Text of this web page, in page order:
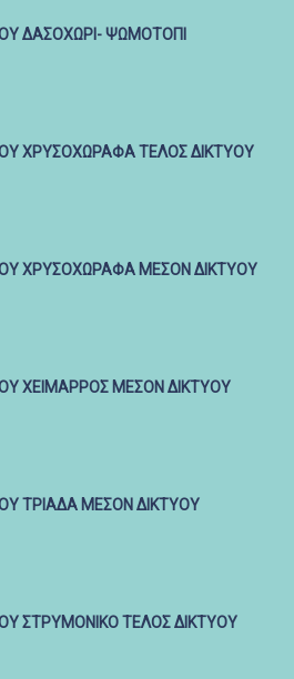
ΔΑΣΟΧΩΡΙ- ΨΩΜΟΤΟΠΙ
ΧΡΥΣΟΧΩΡΑΦΑ ΤΕΛΟΣ ΔΙΚΤΥΟΥ
ΧΡΥΣΟΧΩΡΑΦΑ ΜΕΣΟΝ ΔΙΚΤΥΟΥ
ΧΕΙΜΑΡΡΟΣ ΜΕΣΟΝ ΔΙΚΤΥΟΥ
ΤΡΙΑΔΑ ΜΕΣΟΝ ΔΙΚΤΥΟΥ
ΣΤΡΥΜΟΝΙΚΟ ΤΕΛΟΣ ΔΙΚΤΥΟΥ